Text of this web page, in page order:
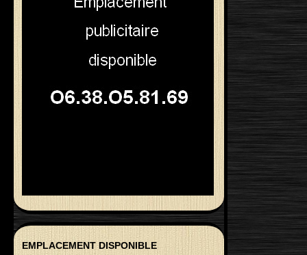
EMPLACEMENT DISPONIBLE